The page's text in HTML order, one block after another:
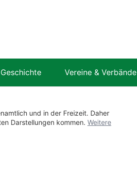
Geschichte Vereine & Verbände
und in der Freizeit. Daher
Darstellungen kommen. Weitere